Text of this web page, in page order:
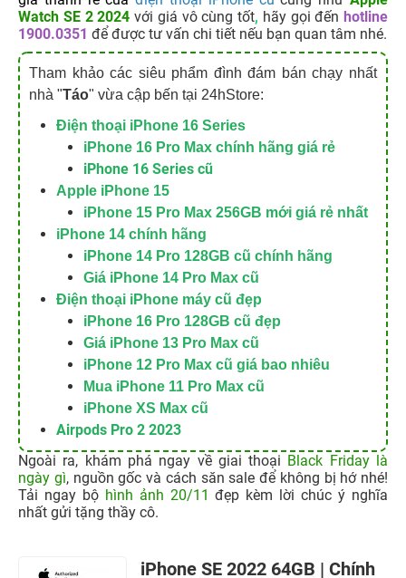
Watch SE 2 2024 với giá vô cùng tốt, hãy gọi đến hotline
1900.0351 để được tư vấn chi tiết nếu bạn quan tâm nhé.
Tham khảo các siêu phẩm đình đám bán chạy nhất
nhà "Táo" vừa cập bến tại 24hStore:
Điện thoại iPhone 16 Series
iPhone 16 Pro Max chính hãng giá rẻ
iPhone 16 Series cũ
Apple iPhone 15
iPhone 15 Pro Max 256GB mới giá rẻ nhất
iPhone 14 chính hãng
iPhone 14 Pro 128GB cũ chính hãng
Giá iPhone 14 Pro Max cũ
Điện thoại iPhone máy cũ đẹp
iPhone 16 Pro 128GB cũ đẹp
Giá iPhone 13 Pro Max cũ
iPhone 12 Pro Max cũ giá bao nhiêu
Mua iPhone 11 Pro Max cũ
iPhone XS Max cũ
Airpods Pro 2 2023
Ngoài ra, khám phá ngay về giai thoại Black Friday là
ngày gì, nguồn gốc và cách săn sale để không bị hớ nhé!
Tải ngay bộ hình ảnh 20/11 đẹp kèm lời chúc ý nghĩa
nhất gửi tặng thầy cô.
iPhone SE 2022 64GB | Chính